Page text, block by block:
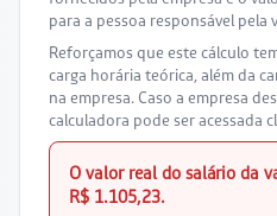
para a pessoa responsável pela
Reforçamos que este cálculo
carga horária teórica, além da
na empresa. Caso a empresa
calculadora pode ser acessada
O valor real do salário da
R$ 1.105,23.